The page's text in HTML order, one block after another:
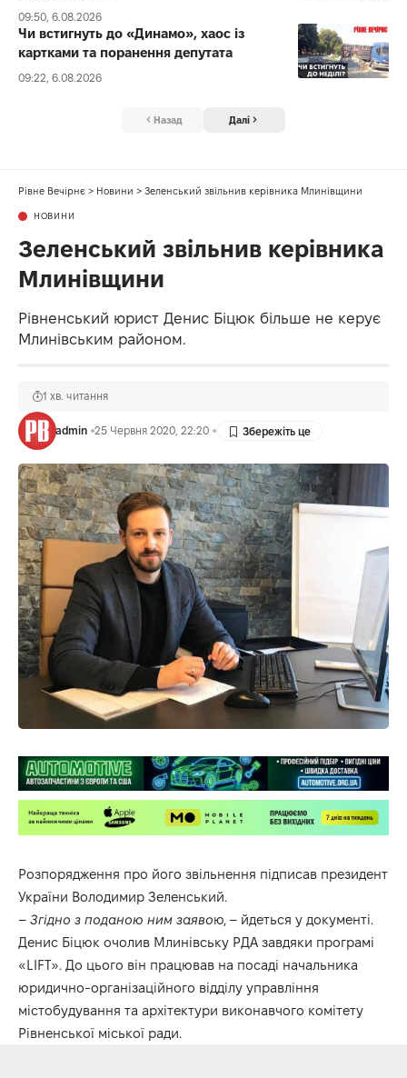
09:50, 6.08.2026
Чи встигнуть до «Динамо», хаос із
картками та поранення депутата
09:22, 6.08.2026
Назад Далі
Рівне Вечірнє > Новини > Зеленський звільнив керівника Млинівщини
НОВИНИ
Зеленський звільнив керівника
Млинівщини
Рівненський юрист Денис Біцюк більше не керує
Млинівським районом.
admin 25 Червня 2020, 22:20
1 хв. читання
Розпорядження про його звільнення підписав президент
України Володимир Зеленський.
– Згідно з поданою ним заявою, – йдеться у документі.
Денис Біцюк очолив Млинівську РДА завдяки програмі
«LIFT». До цього він працював на посаді начальника
юридично-організаційного відділу управління
містобудування та архітектури виконавчого комітету
Рівненської міської ради.